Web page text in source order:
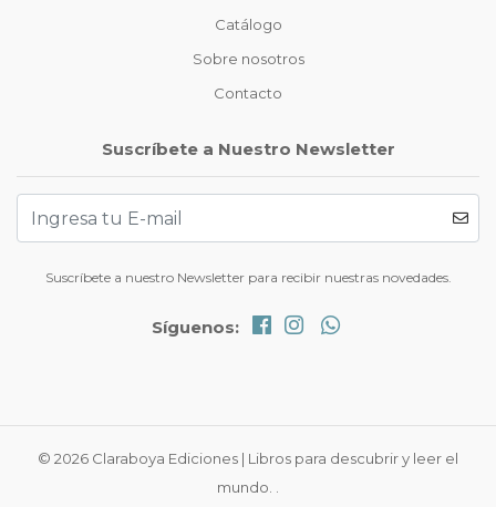
Catálogo
Sobre nosotros
Contacto
Suscríbete a Nuestro Newsletter
Suscríbete a nuestro Newsletter para recibir nuestras novedades.
Síguenos:
© 2026 Claraboya Ediciones | Libros para descubrir y leer el
mundo. .